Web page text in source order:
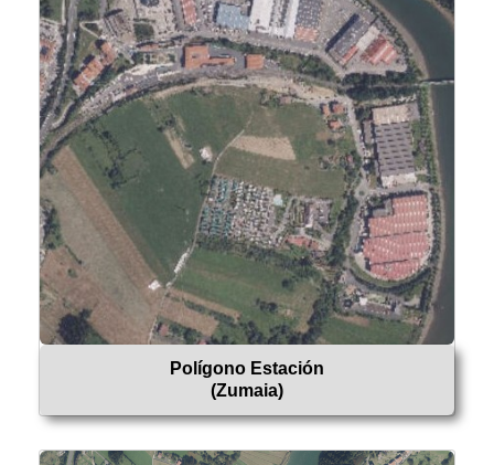
Polígono Estación
(Zumaia)